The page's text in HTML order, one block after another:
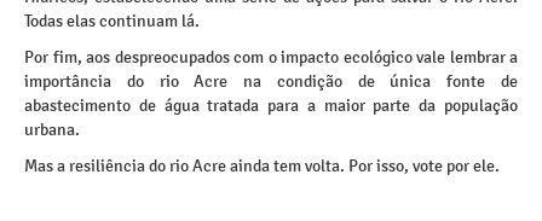
Todas elas continuam lá.
Por fim, aos despreocupados com o impacto ecológico vale lembrar a
importância do rio Acre na condição de única fonte de
abastecimento de água tratada para a maior parte da população
urbana.
Mas a resiliência do rio Acre ainda tem volta. Por isso, vote por ele.